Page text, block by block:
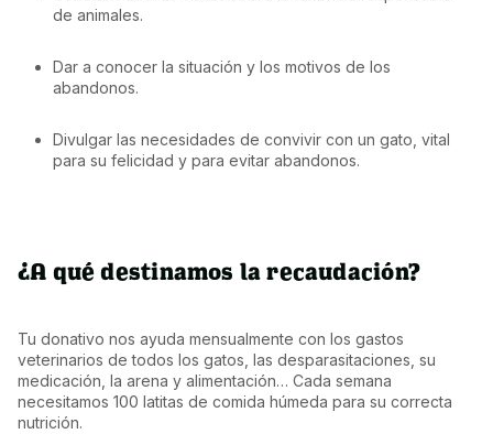
de animales.
Dar a conocer la situación y los motivos de los
abandonos.
Divulgar las necesidades de convivir con un gato, vital
para su felicidad y para evitar abandonos.
¿A qué destinamos la recaudación?
Tu donativo nos ayuda mensualmente con los gastos
veterinarios de todos los gatos, las desparasitaciones, su
medicación, la arena y alimentación… Cada semana
necesitamos 100 latitas de comida húmeda para su correcta
nutrición.